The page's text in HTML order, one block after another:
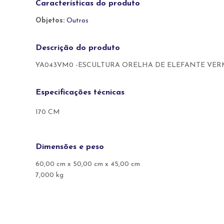
Características do produto
Objetos: Outros
Descrição do produto
YA043VM0 -ESCULTURA ORELHA DE ELEFANTE
Especificações técnicas
170 CM
Dimensões e peso
60,00 cm x 50,00 cm x 45,00 cm
7,000 kg